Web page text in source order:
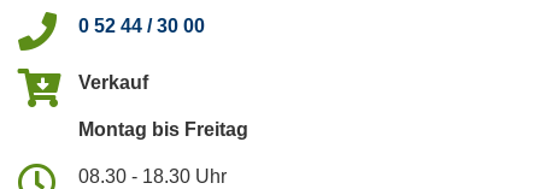
0 52 44 / 30 00
Verkauf
Montag bis Freitag
08.30 - 18.30 Uhr